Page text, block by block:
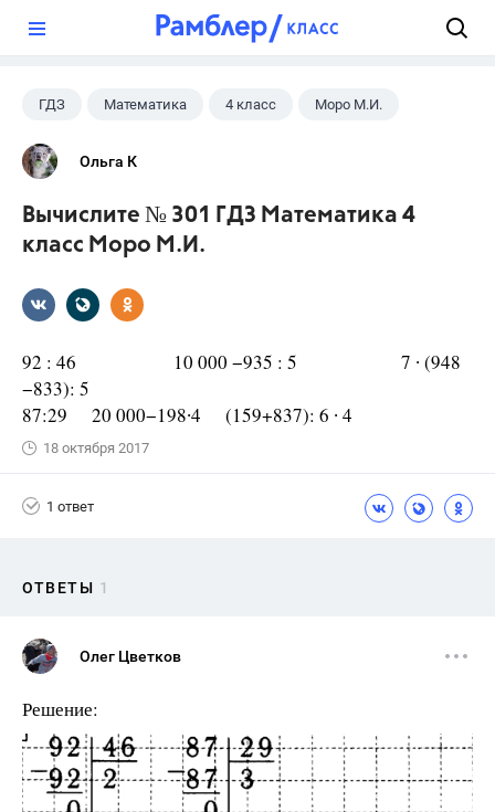
ГДЗ Математика 4 класс Моро М.И.
Ольга К
Вычислите № 301 ГДЗ Математика 4
класс Моро М.И.
92 : 46 10 000 −935 : 5 7 ∙ (948
−833): 5
87:29 20 000−198∙4 (159+837): 6 ∙ 4
18 октября 2017
1 ответ
ОТВЕТЫ 1
Олег Цветков
Решение: